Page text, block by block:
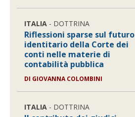
ITALIA - DOTTRINA
Riflessioni sparse sul futuro
identitario della Corte dei
conti nelle materie di
contabilità pubblica
DI GIOVANNA COLOMBINI
ITALIA - DOTTRINA